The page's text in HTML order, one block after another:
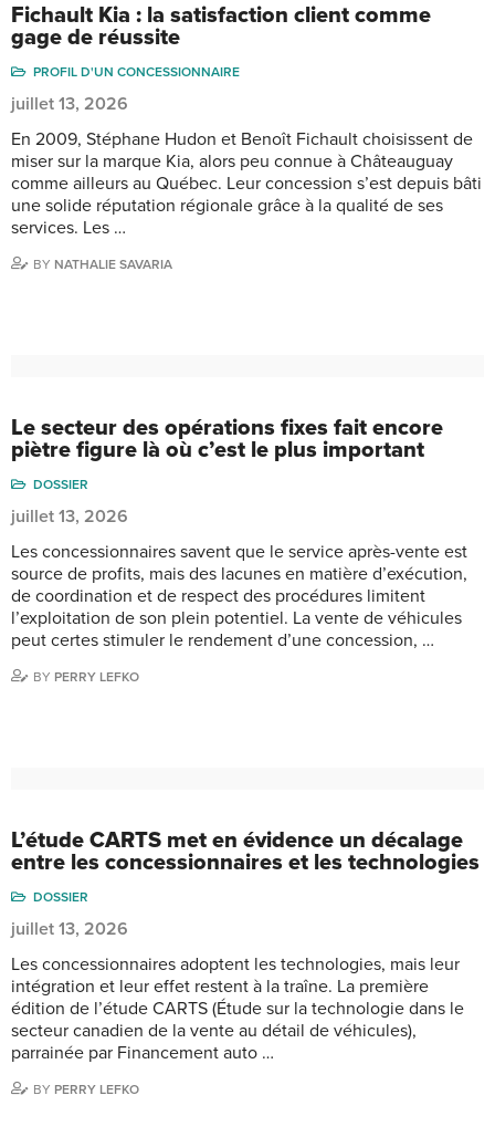
Fichault Kia : la satisfaction client comme
gage de réussite
PROFIL D'UN CONCESSIONNAIRE
juillet 13, 2026
En 2009, Stéphane Hudon et Benoît Fichault choisissent de
miser sur la marque Kia, alors peu connue à Châteauguay
comme ailleurs au Québec. Leur concession s’est depuis bâti
une solide réputation régionale grâce à la qualité de ses
services. Les …
BY NATHALIE SAVARIA
Le secteur des opérations fixes fait encore
piètre figure là où c’est le plus important
DOSSIER
juillet 13, 2026
Les concessionnaires savent que le service après-vente est
source de profits, mais des lacunes en matière d’exécution,
de coordination et de respect des procédures limitent
l’exploitation de son plein potentiel. La vente de véhicules
peut certes stimuler le rendement d’une concession, …
BY PERRY LEFKO
L’étude CARTS met en évidence un décalage
entre les concessionnaires et les technologies
DOSSIER
juillet 13, 2026
Les concessionnaires adoptent les technologies, mais leur
intégration et leur effet restent à la traîne. La première
édition de l’étude CARTS (Étude sur la technologie dans le
secteur canadien de la vente au détail de véhicules),
parrainée par Financement auto …
BY PERRY LEFKO